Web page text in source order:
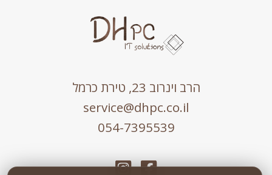
הרב וינרוב 23, טירת כרמל
service@dhpc.co.il
054-7395539